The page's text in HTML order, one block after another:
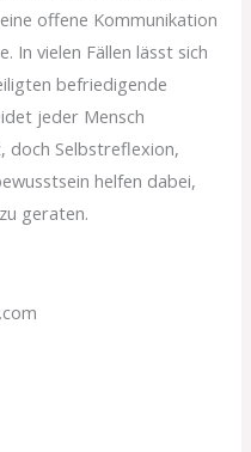
offene Kommunikation
In vielen Fällen lässt sich
befriedigende
jeder Mensch
doch Selbstreflexion,
helfen dabei,
geraten.